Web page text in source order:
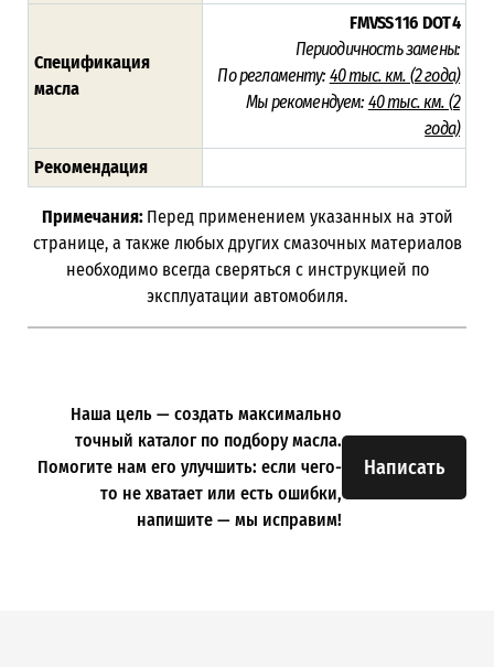
Спецификация
масла
FMVSS 116 DOT 4
Периодичность замены:
По регламенту: 40 тыс. км. (2 года)
Мы рекомендуем: 40 тыс. км. (2
года)
Рекомендация
Примечания: Перед применением указанных на этой
странице, а также любых других смазочных материалов
необходимо всегда сверяться с инструкцией по
эксплуатации автомобиля.
Написать
Наша цель — создать максимально
точный каталог по подбору масла.
Помогите нам его улучшить: если чего-
то не хватает или есть ошибки,
напишите — мы исправим!